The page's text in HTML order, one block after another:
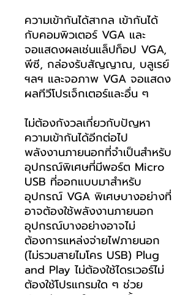
ความเข้ากันได้สากล เข้ากันได้
กับคอมพิวเตอร์ VGA และ
จอแสดงผลเช่นแล็ปท็อป VGA,
พีซี, กล่องรับสัญญาณ, บลูเรย์
ฯลฯ และจอภาพ VGA จอแสดง
ผลทีวีโปรเจ็กเตอร์และอื่น ๆ
ไม่ต้องกังวลเกี่ยวกับปัญหา
ความเข้ากันได้อีกต่อไป
พลังงานภายนอกที่จำเป็นสำหรับ
อุปกรณ์พิเศษที่มีพอร์ต Micro
USB ที่ออกแบบมาสำหรับ
อุปกรณ์ VGA พิเศษบางอย่างที่
อาจต้องใช้พลังงานภายนอก
อุปกรณ์บางอย่างอาจไม่
ต้องการแหล่งจ่ายไฟภายนอก
(ไม่รวมสายไมโคร USB) Plug
and Play ไม่ต้องใช้ไดรเวอร์ไม่
ต้องใช้โปรแกรมใด ๆ ช่วย